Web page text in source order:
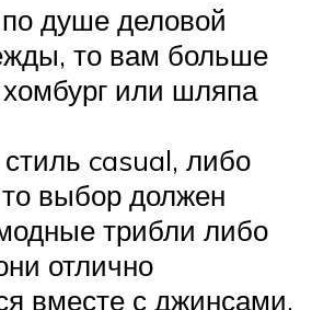
душе деловой
то вам больше
или шляпа
casual, либо
выбор должен
трибли либо
отлично
вместе с джинсами,